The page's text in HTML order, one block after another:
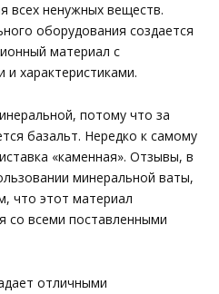
всех ненужных веществ.
оборудования создается
материал с
характеристиками.
потому что за
базальт. Нередко к самому
«каменная». Отзывы, в
минеральной ваты,
что этот материал
со всеми поставленными
отличными